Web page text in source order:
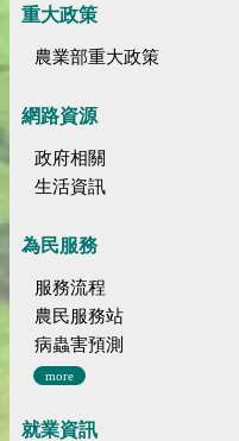
重大政策
農業部重大政策
網路資源
政府相關
生活資訊
為民服務
服務流程
農民服務站
病蟲害預測
more
就業資訊